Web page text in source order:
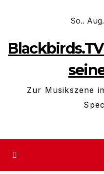
So..
Zur Musikszene